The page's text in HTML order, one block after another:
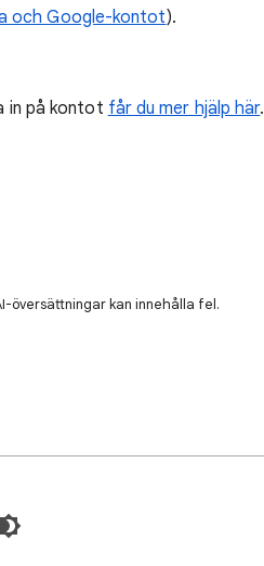
och Google-kontot).
in på kontot får du mer hjälp här.
översättningar kan innehålla fel.